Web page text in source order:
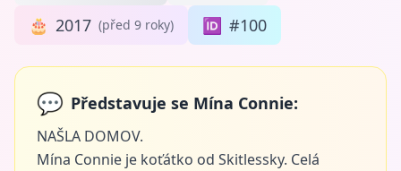
🎂 2017 (před 9 roky) 🆔 #100
💬 Představuje se Mína Connie:
NAŠLA DOMOV.
Mína Connie je koťátko od Skitlessky. Celá